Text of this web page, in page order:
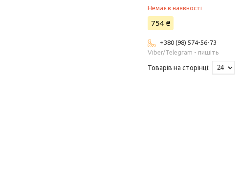
Немає в наявності
754 ₴
+380 (98) 574-56-73
Viber/Telegram - пишіть